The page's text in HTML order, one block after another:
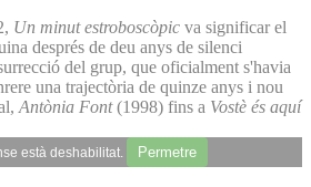
Un minut estroboscòpic va significar el
després de deu anys de silenci
del grup, que oficialment s'havia
una trajectòria de quinze anys i nou
Antònia Font(1998) fins a Vostè és aquí
està deshabilitat. Permetre